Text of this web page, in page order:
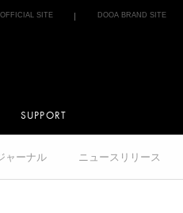
OFFICIAL SITE DOOA BRAND SITE
SUPPORT
ャーナル ニュースリリース